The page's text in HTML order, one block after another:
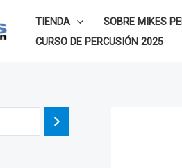
TIENDA SOBRE MIKES
CURSO DE PERCUSIÓN 2025